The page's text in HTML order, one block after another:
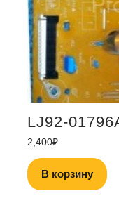
LJ92-
2,400₽
В корзину